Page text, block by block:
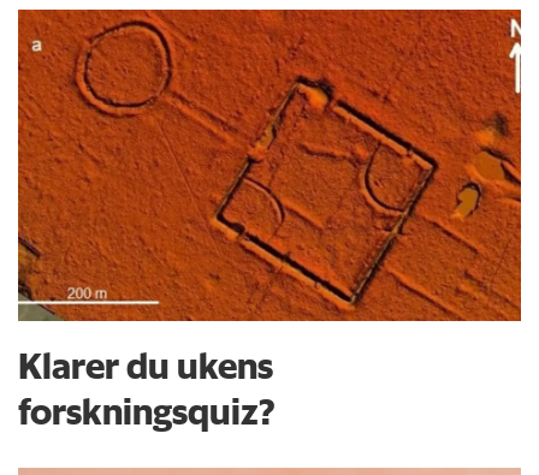
Klarer du ukens
forskningsquiz?